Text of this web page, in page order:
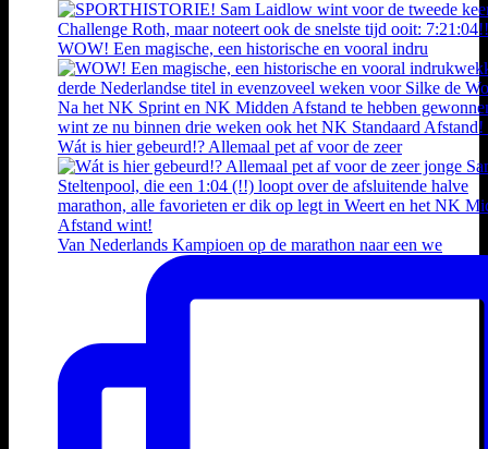
WOW! Een magische, een historische en vooral indru
Wát is hier gebeurd!? Allemaal pet af voor de zeer
Van Nederlands Kampioen op de marathon naar een we